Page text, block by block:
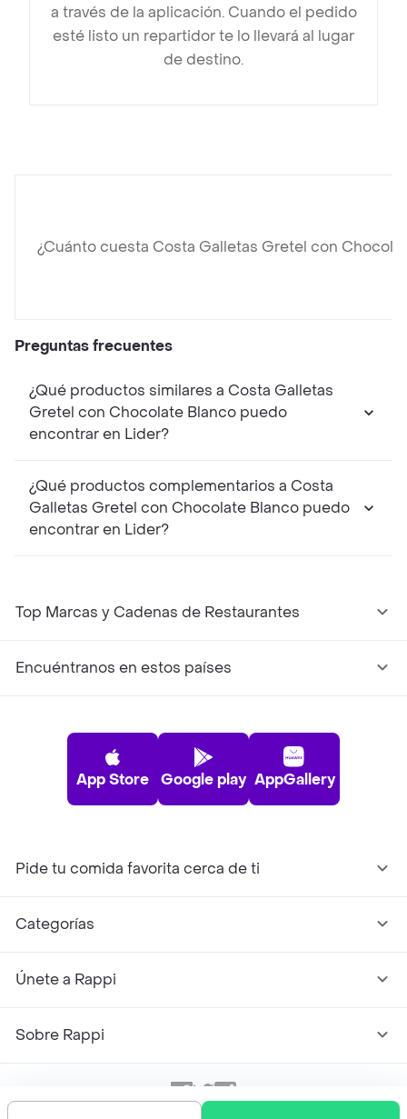
a través de la aplicación. Cuando el pedido
esté listo un repartidor te lo llevará al lugar
de destino.
¿Cuánto cuesta Costa Galletas Gretel con
Preguntas frecuentes
¿Qué productos similares a Costa Galletas
Gretel con Chocolate Blanco puedo
encontrar en Lider?
¿Qué productos complementarios a Costa
Galletas Gretel con Chocolate Blanco puedo
encontrar en Lider?
Top Marcas y Cadenas de Restaurantes
Encuéntranos en estos países
App Store Google play AppGallery
Pide tu comida favorita cerca de ti
Categorías
Únete a Rappi
Sobre Rappi
Facebook
TwitterInstagram